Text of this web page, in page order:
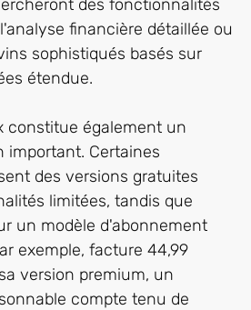
des fonctionnalités
financière détaillée ou
sophistiqués basés sur
étendue.
constitue également un
important. Certaines
des versions gratuites
limitées, tandis que
un modèle d'abonnement
exemple, facture 44,99
version premium, un
compte tenu de